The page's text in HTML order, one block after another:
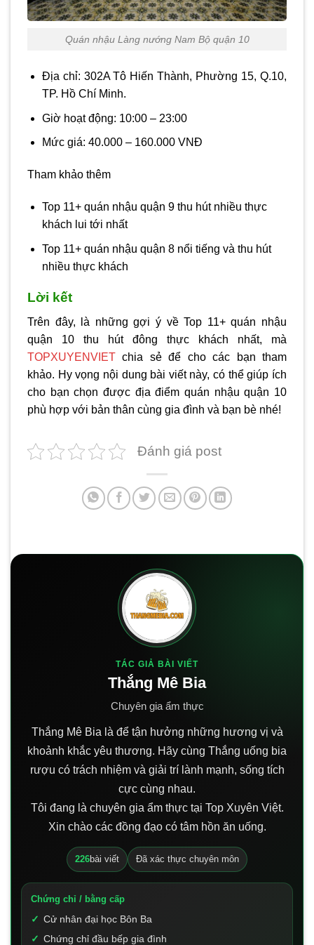
Quán nhậu Làng nướng Nam Bộ quận 10
Địa chỉ: 302A Tô Hiến Thành, Phường 15, Q.10,
TP. Hồ Chí Minh.
Giờ hoạt động: 10:00 – 23:00
Mức giá: 40.000 – 160.000 VNĐ
Tham khảo thêm
Top 11+ quán nhậu quận 9 thu hút nhiều thực
khách lui tới nhất
Top 11+ quán nhậu quận 8 nổi tiếng và thu hút
nhiều thực khách
Lời kết
Trên đây, là những gợi ý về Top 11+ quán nhậu
quận 10 thu hút đông thực khách nhất, mà
TOPXUYENVIET chia sẻ để cho các bạn tham
khảo. Hy vọng nội dung bài viết này, có thể giúp ích
cho bạn chọn được địa điểm quán nhậu quận 10
phù hợp với bản thân cùng gia đình và bạn bè nhé!
Đánh giá post
TÁC GIẢ BÀI VIẾT
Thắng Mê Bia
Chuyên gia ẩm thực
Thắng Mê Bia là để tận hưởng những hương vị và
khoảnh khắc yêu thương. Hãy cùng Thắng uống bia
rượu có trách nhiệm và giải trí lành mạnh, sống tích
cực cùng nhau.
Tôi đang là chuyên gia ẩm thực tại Top Xuyên Việt.
Xin chào các đồng đạo có tâm hồn ăn uống.
226bài viết Đã xác thực chuyên môn
Chứng chỉ / bằng cấp
Cử nhân đại học Bôn Ba
Chứng chỉ đầu bếp gia đình